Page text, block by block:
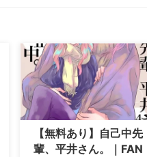
【無料あり】自己中先
輩、平井さん。｜FAN